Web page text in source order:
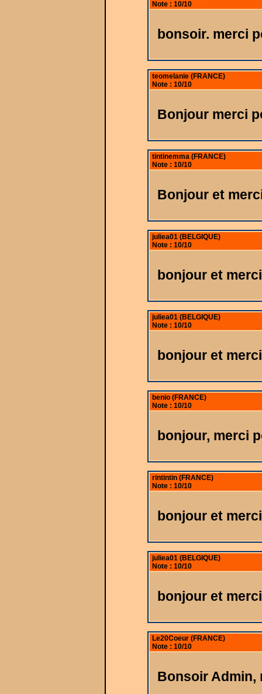
Note : 10/10
bonsoir. merci
teomelanie (FRANCE)
Note : 10/10
Bonjour merci
tintinemma (FRANCE)
Note : 10/10
Bonjour et
juliea01 (BELGIQUE)
Note : 10/10
bonjour et
juliea01 (BELGIQUE)
Note : 10/10
bonjour et
benio (FRANCE)
Note : 10/10
bonjour, merci
rintintin (FRANCE)
Note : 10/10
bonjour et
juliea01 (BELGIQUE)
Note : 10/10
bonjour et
Le20Coeur (FRANCE)
Note : 10/10
Bonsoir Admin,